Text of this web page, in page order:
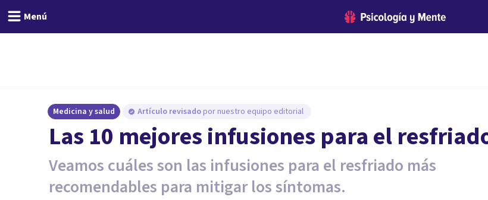
Menú
Medicina y salud Artículo revisado por nuestro equipo editorial
Las 10 mejores infusiones para el
Veamos cuáles son las infusiones para el resfriado más
recomendables para mitigar los síntomas.